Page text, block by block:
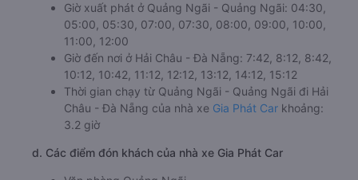
Giờ xuất phát ở Quảng Ngãi - Quảng Ngãi: 04:30,
05:00, 05:30, 07:00, 07:30, 08:00, 09:00, 10:00,
11:00, 12:00
Giờ đến nơi ở Hải Châu - Đà Nẵng: 7:42, 8:12, 8:42,
10:12, 10:42, 11:12, 12:12, 13:12, 14:12, 15:12
Thời gian chạy từ Quảng Ngãi - Quảng Ngãi đi Hải
Châu - Đà Nẵng của nhà xe Gia Phát Car khoảng:
3.2 giờ
d. Các điểm đón khách của nhà xe Gia Phát Car